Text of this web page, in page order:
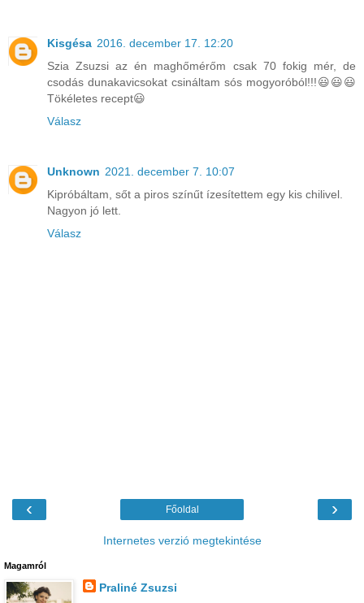
Kisgésa 2016. december 17. 12:20
Szia Zsuzsi az én maghőmérőm csak 70 fokig mér, de
csodás dunakavicsokat csináltam sós mogyoróból!!!😃😃😃
Tökéletes recept😃
Válasz
Unknown 2021. december 7. 10:07
Kipróbáltam, sőt a piros színűt ízesítettem egy kis chilivel.
Nagyon jó lett.
Válasz
‹ ›
Főoldal
Internetes verzió megtekintése
Magamról
Praliné Zsuzsi